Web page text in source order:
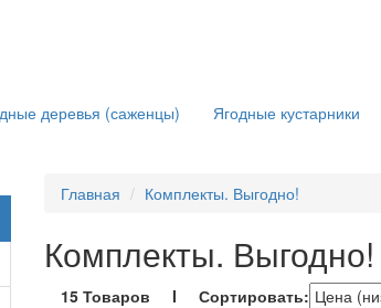
деревья (саженцы) Ягодные кустарники
Главная Комплекты. Выгодно!
Комплекты. Выгодно!
15 Товаров I Сортировать: